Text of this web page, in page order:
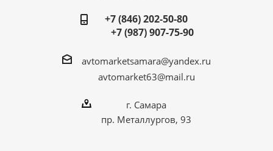
+7 (846) 202-50-80
+7 (987) 907-75-90
avtomarketsamara@yandex.ru
avtomarket63@mail.ru
г. Самара
пр. Металлургов, 93